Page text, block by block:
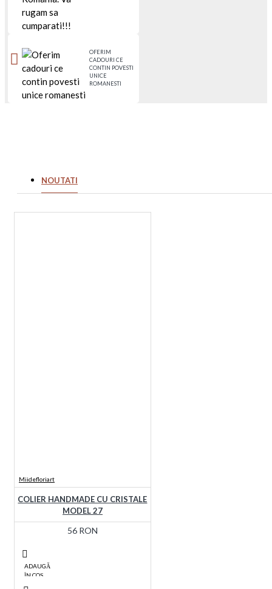
OFERIM
CADOURI CE
CONTIN POVESTI
UNICE
ROMANESTI
NOUTATI
Miidefloriart
COLIER HANDMADE CU CRISTALE
MODEL 27
56 RON
ADAUGĂ
ÎN COŞ